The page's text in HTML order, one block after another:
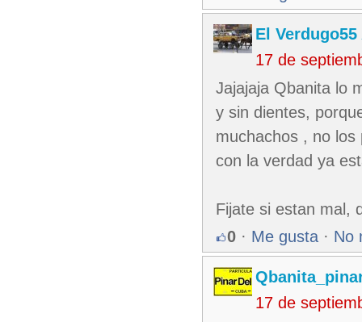
El Verdugo55
17 de
Jajajaja Qbanita lo
y sin dientes,
muchachos , no los
con la verdad ya
Fijate si estan mal,
0 · Me gusta · No
17 de